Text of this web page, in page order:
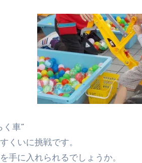
く車”
くいに挑戦です。
手に入れられるでしょうか。